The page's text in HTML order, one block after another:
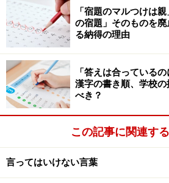
言う など
● 非主張型（受け身型）
言いたいことがあっても我慢する
相手の気持ちを優先する、無関心
● アサーティブ型
攻撃的でも非主張的でもない「第
や気持ちを、自分も相手も尊重
「宿題のマルつけは
の宿題」そのものを
る納得の理由
「答えは合っている
漢字の書き順、学校
べき？
この記事に関連す
言ってはいけない言葉